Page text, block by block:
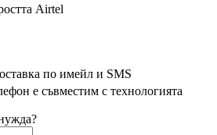
Airtel
по имейл и SMS
е съвместим с технологията